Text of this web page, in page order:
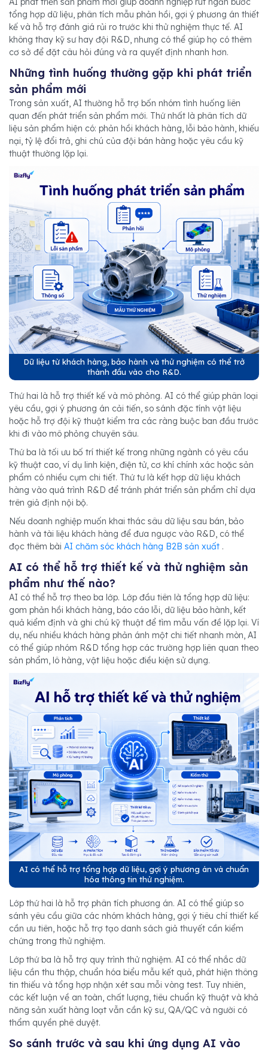
tổng hợp dữ liệu, phân tích mẫu phản hồi, gợi ý phương án thiết
kế và hỗ trợ đánh giá rủi ro trước khi thử nghiệm thực tế. AI
không thay kỹ sư hay đội R&D, nhưng có thể giúp họ có thêm
cơ sở để đặt câu hỏi đúng và ra quyết định nhanh hơn.
Những tình huống thường gặp khi phát triển
sản phẩm mới
Trong sản xuất, AI thường hỗ trợ bốn nhóm tình huống liên
quan đến phát triển sản phẩm mới. Thứ nhất là phân tích dữ
liệu sản phẩm hiện có: phản hồi khách hàng, lỗi bảo hành, khiếu
nại, tỷ lệ đổi trả, ghi chú của đội bán hàng hoặc yêu cầu kỹ
thuật thường lặp lại.
Dữ liệu từ khách hàng, bảo hành và thử nghiệm có thể trở
thành đầu vào cho R&D.
Thứ hai là hỗ trợ thiết kế và mô phỏng. AI có thể giúp phân loại
yêu cầu, gợi ý phương án cải tiến, so sánh đặc tính vật liệu
hoặc hỗ trợ đội kỹ thuật kiểm tra các ràng buộc ban đầu trước
khi đi vào mô phỏng chuyên sâu.
Thứ ba là tối ưu bố trí thiết kế trong những ngành có yêu cầu
kỹ thuật cao, ví dụ linh kiện, điện tử, cơ khí chính xác hoặc sản
phẩm có nhiều cụm chi tiết. Thứ tư là kết hợp dữ liệu khách
hàng vào quá trình R&D để tránh phát triển sản phẩm chỉ dựa
trên giả định nội bộ.
Nếu doanh nghiệp muốn khai thác sâu dữ liệu sau bán, bảo
hành và tài liệu khách hàng để đưa ngược vào R&D, có thể
đọc thêm bài AI chăm sóc khách hàng B2B sản xuất .
AI có thể hỗ trợ thiết kế và thử nghiệm sản
phẩm như thế nào?
AI có thể hỗ trợ theo ba lớp. Lớp đầu tiên là tổng hợp dữ liệu:
gom phản hồi khách hàng, báo cáo lỗi, dữ liệu bảo hành, kết
quả kiểm định và ghi chú kỹ thuật để tìm mẫu vấn đề lặp lại. Ví
dụ, nếu nhiều khách hàng phản ánh một chi tiết nhanh mòn, AI
có thể giúp nhóm R&D tổng hợp các trường hợp liên quan theo
sản phẩm, lô hàng, vật liệu hoặc điều kiện sử dụng.
AI có thể hỗ trợ tổng hợp dữ liệu, gợi ý phương án và chuẩn
hóa thông tin thử nghiệm.
Lớp thứ hai là hỗ trợ phân tích phương án. AI có thể giúp so
sánh yêu cầu giữa các nhóm khách hàng, gợi ý tiêu chí thiết kế
cần ưu tiên, hoặc hỗ trợ tạo danh sách giả thuyết cần kiểm
chứng trong thử nghiệm.
Lớp thứ ba là hỗ trợ quy trình thử nghiệm. AI có thể nhắc dữ
liệu cần thu thập, chuẩn hóa biểu mẫu kết quả, phát hiện thông
tin thiếu và tổng hợp nhận xét sau mỗi vòng test. Tuy nhiên,
các kết luận về an toàn, chất lượng, tiêu chuẩn kỹ thuật và khả
năng sản xuất hàng loạt vẫn cần kỹ sư, QA/QC và người có
thẩm quyền phê duyệt.
So sánh trước và sau khi ứng dụng AI vào